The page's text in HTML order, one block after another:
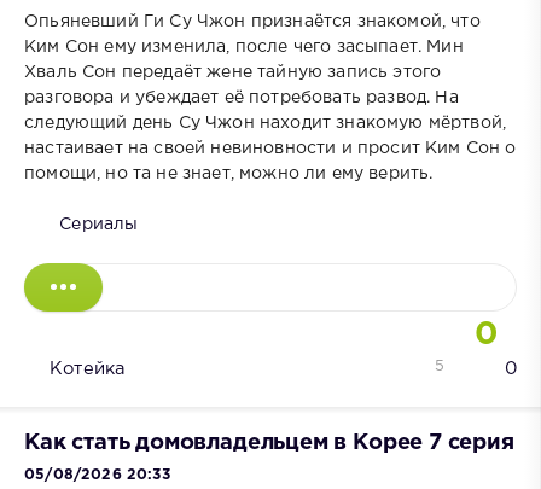
Опьяневший Ги Су Чжон признаётся знакомой, что
Ким Сон ему изменила, после чего засыпает. Мин
Хваль Сон передаёт жене тайную запись этого
разговора и убеждает её потребовать развод. На
следующий день Су Чжон находит знакомую мёртвой,
настаивает на своей невиновности и просит Ким Сон о
помощи, но та не знает, можно ли ему верить.
Сериалы
0
Котейка 0
5
Как стать домовладельцем в Корее 7 серия
05/08/2026 20:33